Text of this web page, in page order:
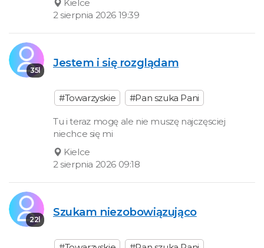
Kielce
2 sierpnia 2026 19:39
35l
Jestem i się rozglądam
#Towarzyskie #Pan szuka Pani
Tu i teraz mogę ale nie muszę najczęsciej
niechce się mi
Kielce
2 sierpnia 2026 09:18
22l
Szukam niezobowiązująco